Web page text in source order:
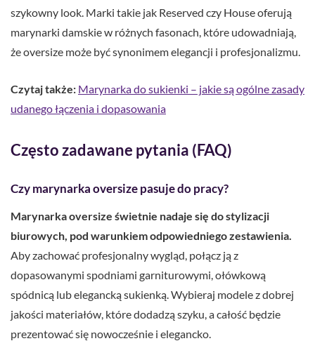
szykowny look. Marki takie jak Reserved czy House oferują
marynarki damskie w różnych fasonach, które udowadniają,
że oversize może być synonimem elegancji i profesjonalizmu.
Czytaj także: Marynarka do sukienki – jakie są ogólne zasady
udanego łączenia i dopasowania
Często zadawane pytania (FAQ)
Czy marynarka oversize pasuje do pracy?
Marynarka oversize świetnie nadaje się do stylizacji
biurowych, pod warunkiem odpowiedniego zestawienia.
Aby zachować profesjonalny wygląd, połącz ją z
dopasowanymi spodniami garniturowymi, ołówkową
spódnicą lub elegancką sukienką. Wybieraj modele z dobrej
jakości materiałów, które dodadzą szyku, a całość będzie
prezentować się nowocześnie i elegancko.